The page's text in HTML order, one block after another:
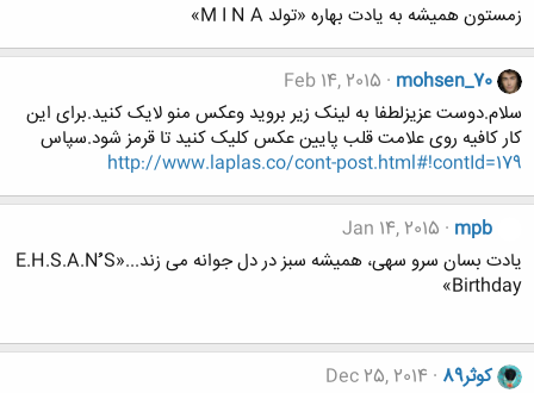
زمستون همیشه به یادت بهاره «تولد M I N A»
mohsen_70
Feb 14, 2015
سلام.دوست عزیزلطفا به لینک زیر بروید وعکس منو لایک کنید.برای این
کار کافیه روی علامت قلب پایین عکس کلیک کنید تا قرمز شود.سپاس
http://www.laplas.co/cont-post.html#!contId=179
mpb
Jan 14, 2015
یادت بسان سرو سهی، همیشه سبز در دل جوانه می زند...«E.H.S.A.Nُُُ S
Birthday»
کوثر89
Dec 25, 2014